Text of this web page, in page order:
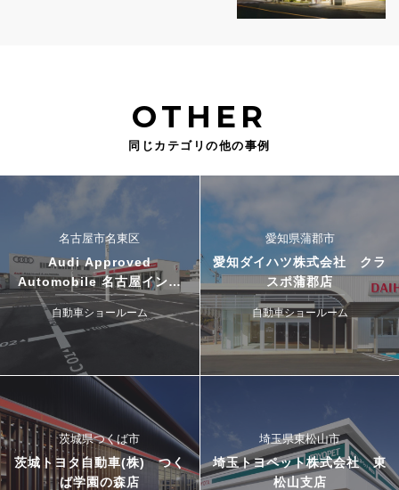
OTHER
同じカテゴリの他の事例
名古屋市名東区
Audi Approved
Automobile 名古屋インタ
ー・ドゥカティ名古屋イース
ト
自動車ショールーム
愛知県蒲郡市
愛知ダイハツ株式会社 クラ
スポ蒲郡店
自動車ショールーム
茨城県つくば市
茨城トヨタ自動車(株) つく
ば学園の森店
埼玉県東松山市
埼玉トヨペット株式会社 東
松山支店